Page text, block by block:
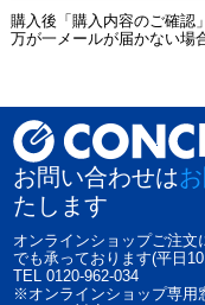
購入後「購入内容のご確認
万が一メールが届かない場
お問い合わせは
たします
オンラインショップご注
でも承っております(平日
TEL 0120-962-034
※オンラインショップ専用